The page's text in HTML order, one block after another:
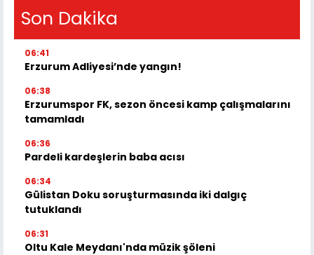
Son Dakika
06:41
Erzurum Adliyesi’nde yangın!
06:38
Erzurumspor FK, sezon öncesi kamp çalışmalarını
tamamladı
06:36
Pardeli kardeşlerin baba acısı
06:34
Gülistan Doku soruşturmasında iki dalgıç
tutuklandı
06:31
Oltu Kale Meydanı'nda müzik şöleni